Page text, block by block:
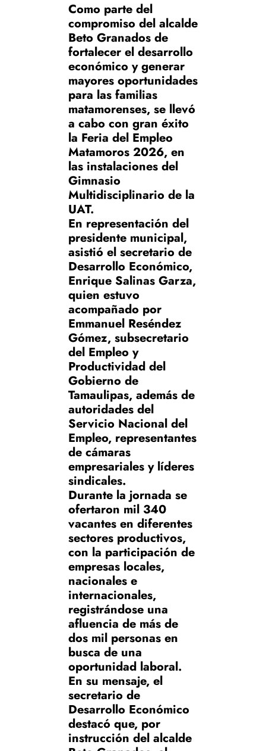
Como parte del
compromiso del alcalde
Beto Granados de
fortalecer el desarrollo
económico y generar
mayores oportunidades
para las familias
matamorenses, se llevó
a cabo con gran éxito
la Feria del Empleo
Matamoros 2026, en
las instalaciones del
Gimnasio
Multidisciplinario de la
UAT.
En representación del
presidente municipal,
asistió el secretario de
Desarrollo Económico,
Enrique Salinas Garza,
quien estuvo
acompañado por
Emmanuel Reséndez
Gómez, subsecretario
del Empleo y
Productividad del
Gobierno de
Tamaulipas, además de
autoridades del
Servicio Nacional del
Empleo, representantes
de cámaras
empresariales y líderes
sindicales.
Durante la jornada se
ofertaron mil 340
vacantes en diferentes
sectores productivos,
con la participación de
empresas locales,
nacionales e
internacionales,
registrándose una
afluencia de más de
dos mil personas en
busca de una
oportunidad laboral.
En su mensaje, el
secretario de
Desarrollo Económico
destacó que, por
instrucción del alcalde